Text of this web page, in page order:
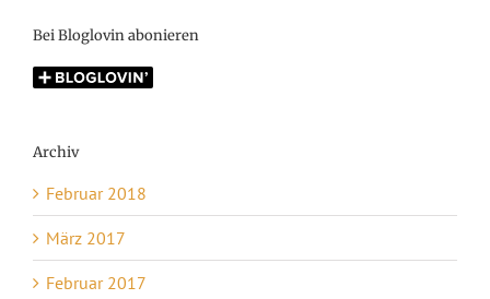
Bei Bloglovin abonieren
Archiv
Februar 2018
März 2017
Februar 2017